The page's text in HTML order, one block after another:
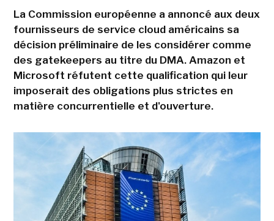
La Commission européenne a annoncé aux deux
fournisseurs de service cloud américains sa
décision préliminaire de les considérer comme
des gatekeepers au titre du DMA. Amazon et
Microsoft réfutent cette qualification qui leur
imposerait des obligations plus strictes en
matière concurrentielle et d'ouverture.